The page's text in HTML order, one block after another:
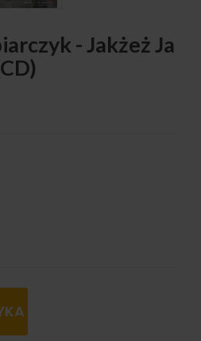
- Jakżeż Ja